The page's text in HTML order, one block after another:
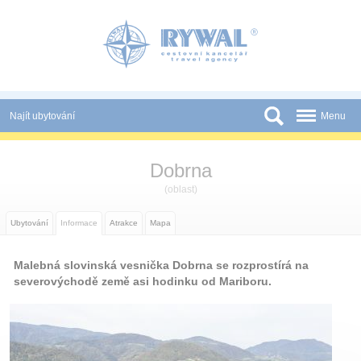
Najít ubytování
Státy
Partneři
Menu
Dobrna
(oblast)
Ubytování Informace Atrakce Mapa
Malebná slovinská vesnička Dobrna se rozprostírá na
severovýchodě země asi hodinku od Mariboru.